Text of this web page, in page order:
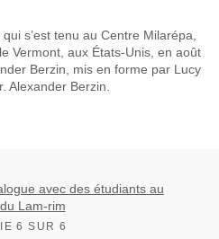
s’est tenu au Centre Milarépa,
Vermont, aux États-Unis, en août
Berzin, mis en forme par Lucy
Alexander Berzin.
avec des étudiants au
Lam-rim
6 SUR 6